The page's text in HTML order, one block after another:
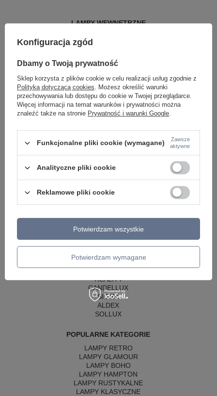
LAMPY WEWNĘTRZNE
ŻYRANDOLE
ŻYRANDOLE KRYSZTAŁOWE
LAMPY WISZĄCE - OKRĘGI
KINKIETY DO SYPIALNI
LAMPY SUFITOWE OKRĄGŁE
LAMPY WISZĄCE
SŁUPKI OGRODOWE
LAMPY OGRODOWE - WISZĄCE
LAMPY WISZĄCE - ZEWNĘTRZNE
LAMPY OGRODOWE - SUFITOWE
GIRLANDY OGRODOWE
PRODUCENCI
MAYTONI
ARGON
REALITY
CANDELLUX
SIGMA
ALDEX
SOLLUX
POPULARNE KATEGORIE
LAMPY RETRO
LAMPY GLAMOUR
LAMPY BOHO
LAMPY HAMPTON
LAMPY RUSTYKALNE
LAMPY KLASYCZNE
Konfiguracja zgód
Dbamy o Twoją prywatność
Sklep korzysta z plików cookie w celu realizacji usług zgodnie z
Polityką dotyczącą cookies. Możesz określić warunki
przechowywania lub dostępu do cookie w Twojej przeglądarce.
Więcej informacji na temat warunków i prywatności można
znaleźć także na stronie Prywatność i warunki Google.
Funkcjonalne pliki cookie (wymagane)
Zawsze
aktywne
Analityczne pliki cookie
Reklamowe pliki cookie
Potwierdzam wymagane
Potwierdzam wszystkie